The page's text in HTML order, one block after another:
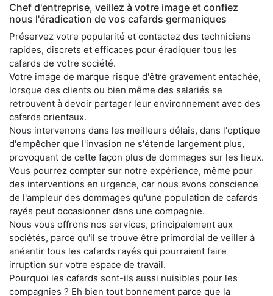
Chef d'entreprise, veillez à votre image et confiez
nous l'éradication de vos cafards germaniques
Préservez votre popularité et contactez des techniciens
rapides, discrets et efficaces pour éradiquer tous les
cafards de votre société.
Votre image de marque risque d'être gravement entachée,
lorsque des clients ou bien même des salariés se
retrouvent à devoir partager leur environnement avec des
cafards orientaux.
Nous intervenons dans les meilleurs délais, dans l'optique
d'empêcher que l'invasion ne s'étende largement plus,
provoquant de cette façon plus de dommages sur les lieux.
Vous pourrez compter sur notre expérience, même pour
des interventions en urgence, car nous avons conscience
de l'ampleur des dommages qu'une population de cafards
rayés peut occasionner dans une compagnie.
Nous vous offrons nos services, principalement aux
sociétés, parce qu'il se trouve être primordial de veiller à
anéantir tous les cafards rayés qui pourraient faire
irruption sur votre espace de travail.
Pourquoi les cafards sont-ils aussi nuisibles pour les
compagnies ? Eh bien tout bonnement parce que la